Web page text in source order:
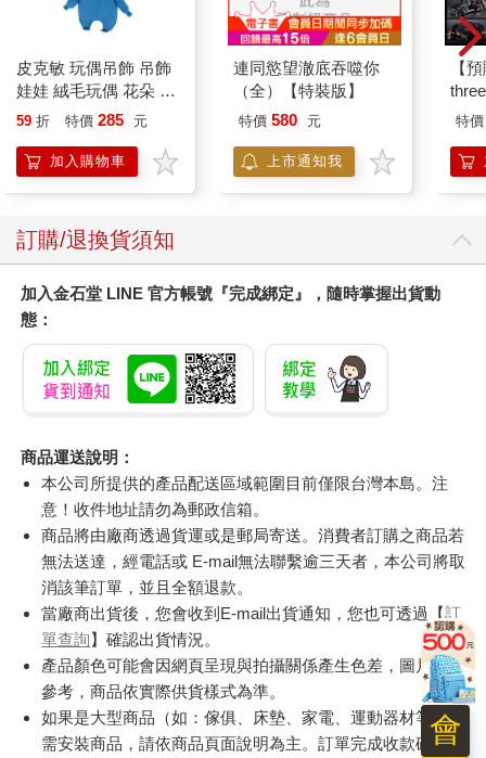
皮克敏 玩偶吊飾 吊飾
娃娃 絨毛玩偶 花朵 葉
子 藍色皮克敏 紅色皮
Pikmin 任天堂 三英貿
易
59 折 特價 285 元
加入購物車
連同慾望澈底吞噬你
（全）【特裝版】
特價 580 元
上市通知我
【
VA
特價
訂購/退換貨須知
加入金石堂 LINE 官方帳號『完成綁定』，隨時掌握出貨動
態：
商品運送說明：
本公司所提供的產品配送區域範圍目前僅限台灣本島。注
意！收件地址請勿為郵政信箱。
商品將由廠商透過貨運或是郵局寄送。消費者訂購之商品若
無法送達，經電話或 E-mail無法聯繫逾三天者，本公司將取
消該筆訂單，並且全額退款。
當廠商出貨後，您會收到E-mail出貨通知，您也可透過【訂
單查詢】確認出貨情況。
產品顏色可能會因網頁呈現與拍攝關係產生色差，圖片僅供
參考，商品依實際供貨樣式為準。
如果是大型商品（如：傢俱、床墊、家電、運動器材等）及
需安裝商品，請依商品頁面說明為主。訂單完成收款確認
會